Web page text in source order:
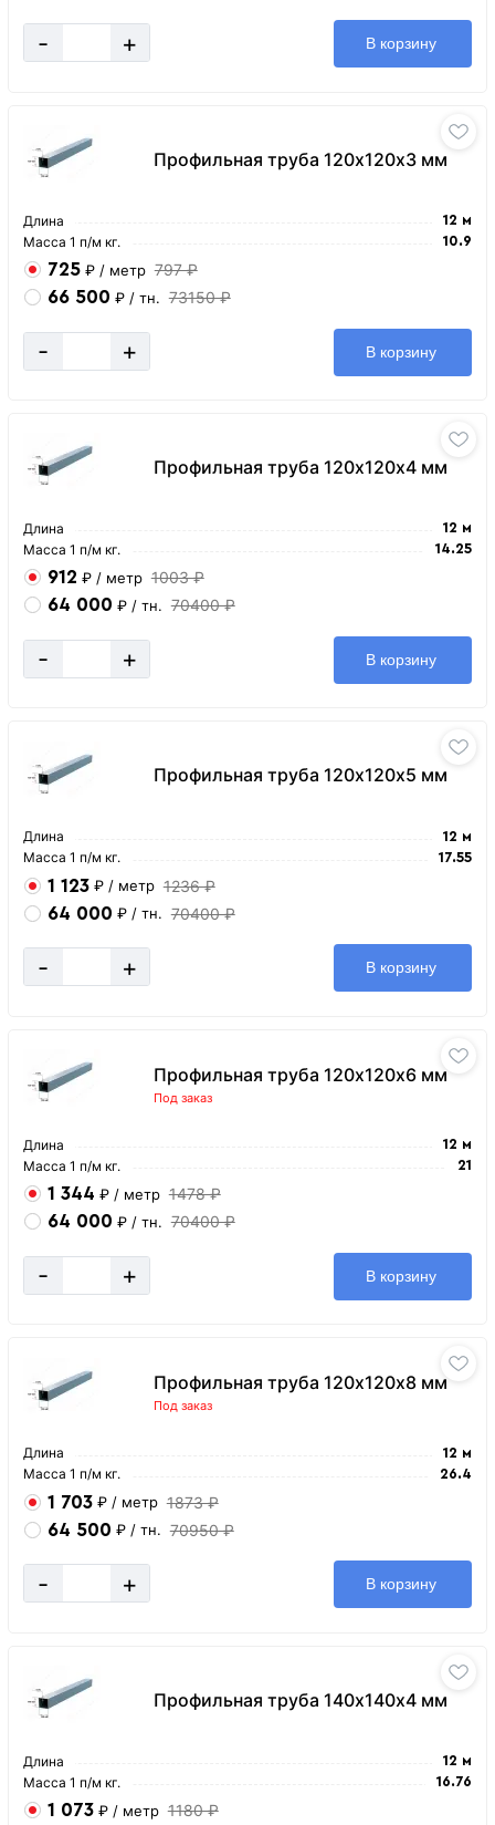
- + В корзину
Профильная труба 120х120х3 мм
Длина 12 м
Масса 1 п/м кг. 10.9
725 ₽ / метр 797 ₽
66 500 ₽ / тн. 73150 ₽
- + В корзину
Профильная труба 120х120х4 мм
Длина 12 м
Масса 1 п/м кг. 14.25
912 ₽ / метр 1003 ₽
64 000 ₽ / тн. 70400 ₽
- + В корзину
Профильная труба 120х120х5 мм
Длина 12 м
Масса 1 п/м кг. 17.55
1 123 ₽ / метр 1236 ₽
64 000 ₽ / тн. 70400 ₽
- + В корзину
Профильная труба 120х120х6 мм
Под заказ
Длина 12 м
Масса 1 п/м кг. 21
1 344 ₽ / метр 1478 ₽
64 000 ₽ / тн. 70400 ₽
- + В корзину
Профильная труба 120х120х8 мм
Под заказ
Длина 12 м
Масса 1 п/м кг. 26.4
1 703 ₽ / метр 1873 ₽
64 500 ₽ / тн. 70950 ₽
- + В корзину
Профильная труба 140х140х4 мм
Длина 12 м
Масса 1 п/м кг. 16.76
1 073 ₽ / метр 1180 ₽